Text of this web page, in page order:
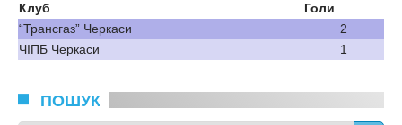
Клуб
Голи
“Трансгаз” Черкаси
2
ЧІПБ Черкаси
1
ПОШУК